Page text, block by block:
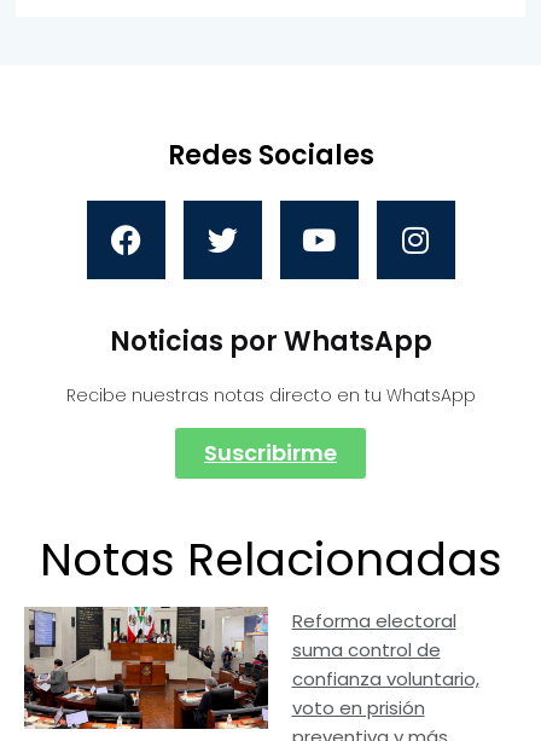
Redes Sociales
Noticias por WhatsApp
Recibe nuestras notas directo en tu WhatsApp
Suscribirme
Notas Relacionadas
Reforma electoral
suma control de
confianza voluntario,
voto en prisión